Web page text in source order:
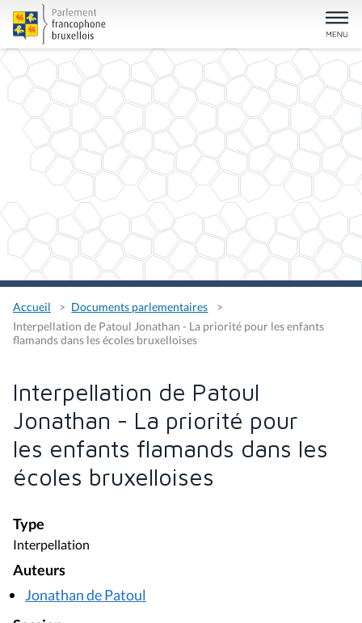
Accueil
Documents parlementaires
Interpellation de Patoul Jonathan - La priorité pour les enfants
flamands dans les écoles bruxelloises
Interpellation de Patoul
Jonathan - La priorité pour
les enfants flamands dans les
écoles bruxelloises
Type
Interpellation
Auteurs
Jonathan de Patoul